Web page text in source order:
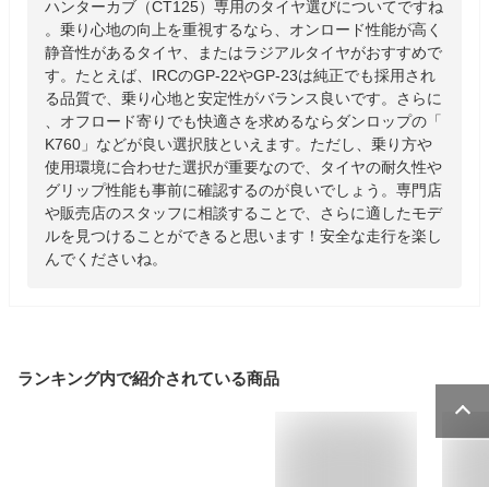
ハンターカブ（CT125）専用のタイヤ選びについてですね
。乗り心地の向上を重視するなら、オンロード性能が高く
静音性があるタイヤ、またはラジアルタイヤがおすすめで
す。たとえば、IRCのGP-22やGP-23は純正でも採用され
る品質で、乗り心地と安定性がバランス良いです。さらに
、オフロード寄りでも快適さを求めるならダンロップの「
K760」などが良い選択肢といえます。ただし、乗り方や
使用環境に合わせた選択が重要なので、タイヤの耐久性や
グリップ性能も事前に確認するのが良いでしょう。専門店
や販売店のスタッフに相談することで、さらに適したモデ
ルを見つけることができると思います！安全な走行を楽し
んでくださいね。
ランキング内で紹介されている商品